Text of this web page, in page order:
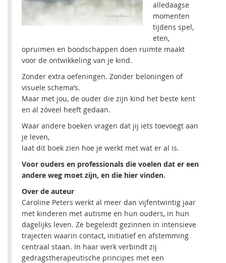
alledaagse
momenten
tijdens spel,
eten,
opruimen en boodschappen doen ruimte maakt
voor de ontwikkeling van je kind.
Zonder extra oefeningen. Zonder beloningen of
visuele schema’s.
Maar met jou, de ouder die zijn kind het beste kent
en al zóveel heeft gedaan.
Waar andere boeken vragen dat jij iets toevoegt aan
je leven,
laat dit boek zien hoe je werkt met wat er al is.
Voor ouders en professionals die voelen dat er een
andere weg moet zijn, en die hier vinden.
Over de auteur
Caroline Peters werkt al meer dan vijfentwintig jaar
met kinderen met autisme en hun ouders, in hun
dagelijks leven. Ze begeleidt gezinnen in intensieve
trajecten waarin contact, initiatief en afstemming
centraal staan. In haar werk verbindt zij
gedragstherapeutische principes met een